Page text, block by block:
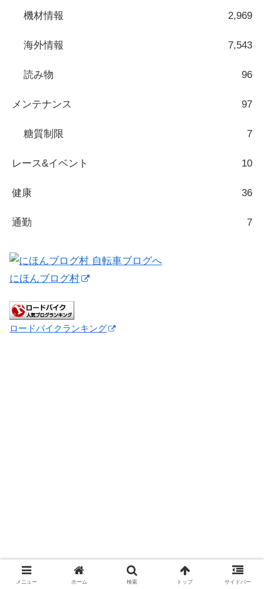
機材情報 2,969
海外情報 7,543
読み物 96
メンテナンス 97
糖質制限 7
レース&イベント 10
健康 36
通勤 7
にほんブログ村
ロードバイクランキング
メニュー ホーム 検索 トップ サイドバー